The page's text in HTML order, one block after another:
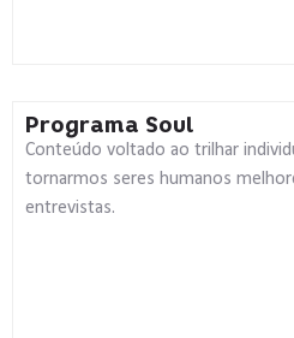
Programa Soul
Conteúdo voltado ao trilhar
tornarmos seres humanos
entrevistas.